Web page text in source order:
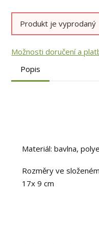
Produkt je vyprodaný
Možnosti doručení a
Popis
Materiál: bavlna,
Rozměry ve
17x 9 cm